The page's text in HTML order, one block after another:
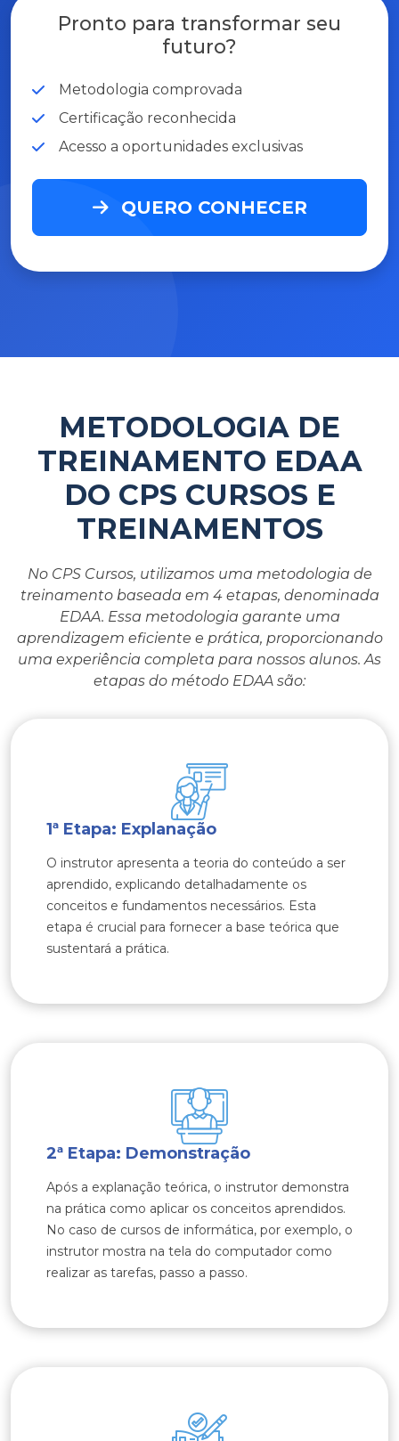
Pronto para transformar seu
futuro?
Metodologia comprovada
Certificação reconhecida
Acesso a oportunidades exclusivas
QUERO CONHECER
METODOLOGIA DE
TREINAMENTO EDAA
DO CPS CURSOS E
TREINAMENTOS
No CPS Cursos, utilizamos uma metodologia de
treinamento baseada em 4 etapas, denominada
EDAA. Essa metodologia garante uma
aprendizagem eficiente e prática, proporcionando
uma experiência completa para nossos alunos. As
etapas do método EDAA são:
1ª Etapa: Explanação
O instrutor apresenta a teoria do conteúdo a ser
aprendido, explicando detalhadamente os
conceitos e fundamentos necessários. Esta
etapa é crucial para fornecer a base teórica que
sustentará a prática.
2ª Etapa: Demonstração
Após a explanação teórica, o instrutor demonstra
na prática como aplicar os conceitos aprendidos.
No caso de cursos de informática, por exemplo, o
instrutor mostra na tela do computador como
realizar as tarefas, passo a passo.